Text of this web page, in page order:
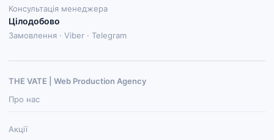
Консультація менеджера
Цілодобово
Замовлення · Viber · Telegram
THE VATE | Web Production Agenсy
Про нас
Акції